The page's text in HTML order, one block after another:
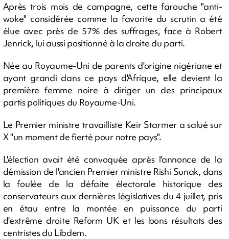
Après trois mois de campagne, cette farouche "anti-
woke" considérée comme la favorite du scrutin a été
élue avec près de 57% des suffrages, face à Robert
Jenrick, lui aussi positionné à la droite du parti.
Née au Royaume-Uni de parents d'origine nigériane et
ayant grandi dans ce pays d'Afrique, elle devient la
première femme noire à diriger un des principaux
partis politiques du Royaume-Uni.
Le Premier ministre travailliste Keir Starmer a salué sur
X "un moment de fierté pour notre pays".
L'élection avait été convoquée après l'annonce de la
démission de l'ancien Premier ministre Rishi Sunak, dans
la foulée de la défaite électorale historique des
conservateurs aux dernières législatives du 4 juillet, pris
en étau entre la montée en puissance du parti
d'extrême droite Reform UK et les bons résultats des
centristes du Libdem.